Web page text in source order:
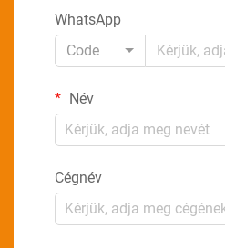
WhatsApp
Code
Név
Cégnév